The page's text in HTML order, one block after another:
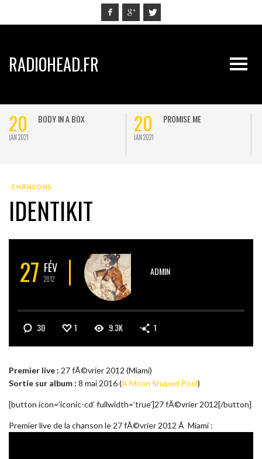
RADIOHEAD.FR
20
JAN 2021
BODY IN A BOX 20
JAN 2021
PROMISE ME
CHANSONS
IDENTIKIT
27 FÉV
2012
ADMIN
30 1 9.3K 1
Premier live : 27 fÃ©vrier 2012 (Miami)
Sortie sur album : 8 mai 2016 (A Moon Shaped Pool)
[button icon=’iconic-cd’ fullwidth=’true’]27 fÃ©vrier 2012[/button]
Premier live de la chanson le 27 fÃ©vrier 2012 Ã Miami :